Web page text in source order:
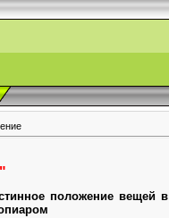
положение вещей в